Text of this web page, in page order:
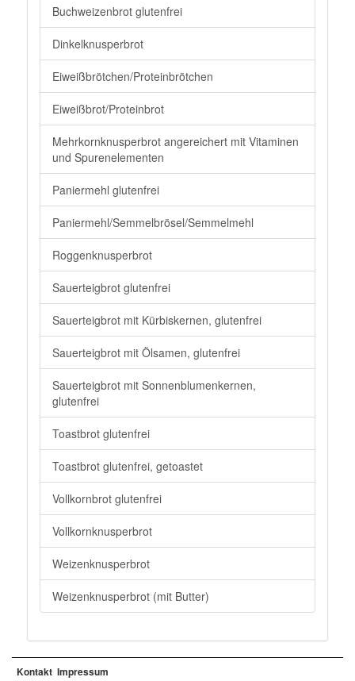
Buchweizenbrot glutenfrei
Dinkelknusperbrot
Eiweißbrötchen/Proteinbrötchen
Eiweißbrot/Proteinbrot
Mehrkornknusperbrot angereichert mit Vitaminen
und Spurenelementen
Paniermehl glutenfrei
Paniermehl/Semmelbrösel/Semmelmehl
Roggenknusperbrot
Sauerteigbrot glutenfrei
Sauerteigbrot mit Kürbiskernen, glutenfrei
Sauerteigbrot mit Ölsamen, glutenfrei
Sauerteigbrot mit Sonnenblumenkernen,
glutenfrei
Toastbrot glutenfrei
Toastbrot glutenfrei, getoastet
Vollkornbrot glutenfrei
Vollkornknusperbrot
Weizenknusperbrot
Weizenknusperbrot (mit Butter)
Kontakt Impressum